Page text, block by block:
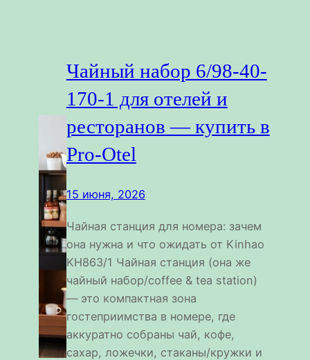
Чайный набор 6/98-40-
170-1 для отелей и
ресторанов — купить в
Pro-Otel
15 июня, 2026
Чайная станция для номера: зачем
она нужна и что ожидать от Kinhao
KH863/1 Чайная станция (она же
чайный набор/coffee & tea station)
— это компактная зона
гостеприимства в номере, где
аккуратно собраны чай, кофе,
сахар, ложечки, стаканы/кружки и